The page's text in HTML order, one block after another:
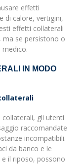
effetti
di calore, vertigini,
effetti collaterali
ma se persistono o
medico.
IN MODO
gli utenti
raccomandate
incompatibili.
da banco e le
il riposo, possono